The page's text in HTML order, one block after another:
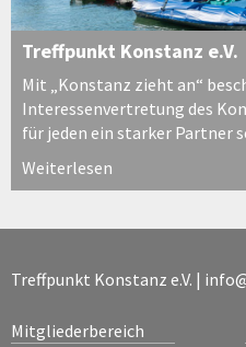
Treffpunkt Konstanz e.V.
Mit „Konstanz zieht an“
Interessenvertretung des
für jeden ein starker Partner
Weiterlesen
Treffpunkt Konstanz e.V. |
Mitgliederbereich